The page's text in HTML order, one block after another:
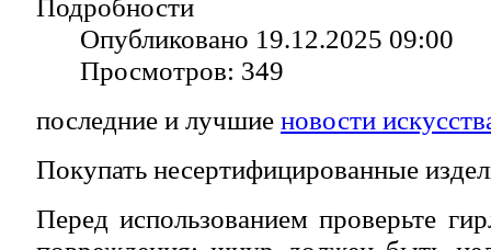
Подробности
Опубликовано 19.12.2025 09:00
Просмотров: 349
последние и лучшие новости
Покупать несертифицированные
Перед использованием проверьте